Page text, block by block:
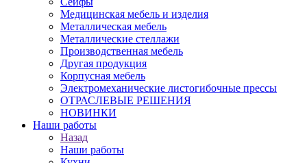
Медицинская мебель и изделия
Металлическая мебель
Металлические стеллажи
Производственная мебель
Другая продукция
Корпусная мебель
Электромеханические листогибочные прессы
ОТРАСЛЕВЫЕ РЕШЕНИЯ
НОВИНКИ
Наши работы
Назад
Наши работы